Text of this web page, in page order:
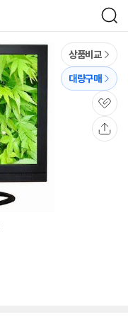
검
색
상품비교
대량구매
관
심